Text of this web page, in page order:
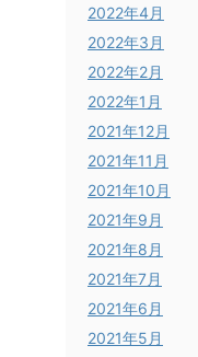
2022年4月
2022年3月
2022年2月
2022年1月
2021年12月
2021年11月
2021年10月
2021年9月
2021年8月
2021年7月
2021年6月
2021年5月